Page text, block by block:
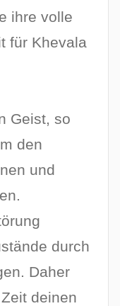
ihre volle
für Khevala
Geist, so
den
und
durch
Daher
deinen